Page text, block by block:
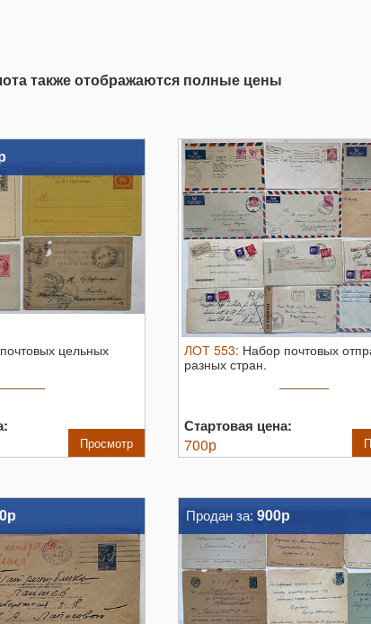
также отображаются полные цены
цельных
Просмотр
ЛОТ 553: Набор почтовых
разных стран.
Стартовая цена:
700р
Продан за: 900р